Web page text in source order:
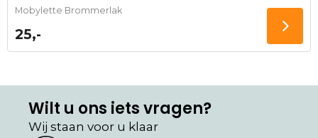
Mobylette Brommerlak
25,-
Wilt u ons iets vragen?
Wij staan voor u klaar